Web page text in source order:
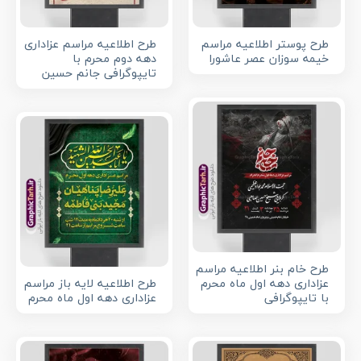
طرح پوستر اطلاعیه مراسم
خیمه سوزان عصر عاشورا
طرح اطلاعیه مراسم عزاداری
دهه دوم محرم با
تایپوگرافی جانم حسین
طرح خام بنر اطلاعیه مراسم
عزاداری دهه اول ماه محرم
با تایپوگرافی
طرح اطلاعیه لایه باز مراسم
عزاداری دهه اول ماه محرم